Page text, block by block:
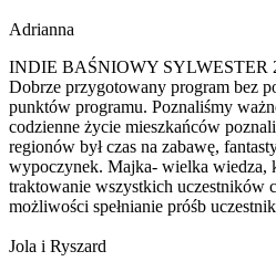
Adrianna
INDIE BAŚNIOWY SYLWESTER
Dobrze przygotowany program bez
punktów programu. Poznaliśmy
codzienne życie mieszkańców
regionów był czas na zabawę,
wypoczynek. Majka- wielka wiedza,
traktowanie wszystkich uczestników
możliwości spełnianie próśb
Jola i Ryszard